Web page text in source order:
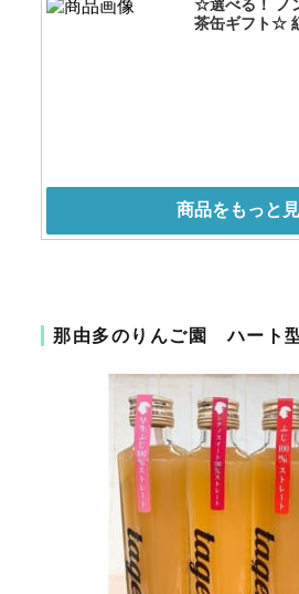
那由多のりんご園 ハート